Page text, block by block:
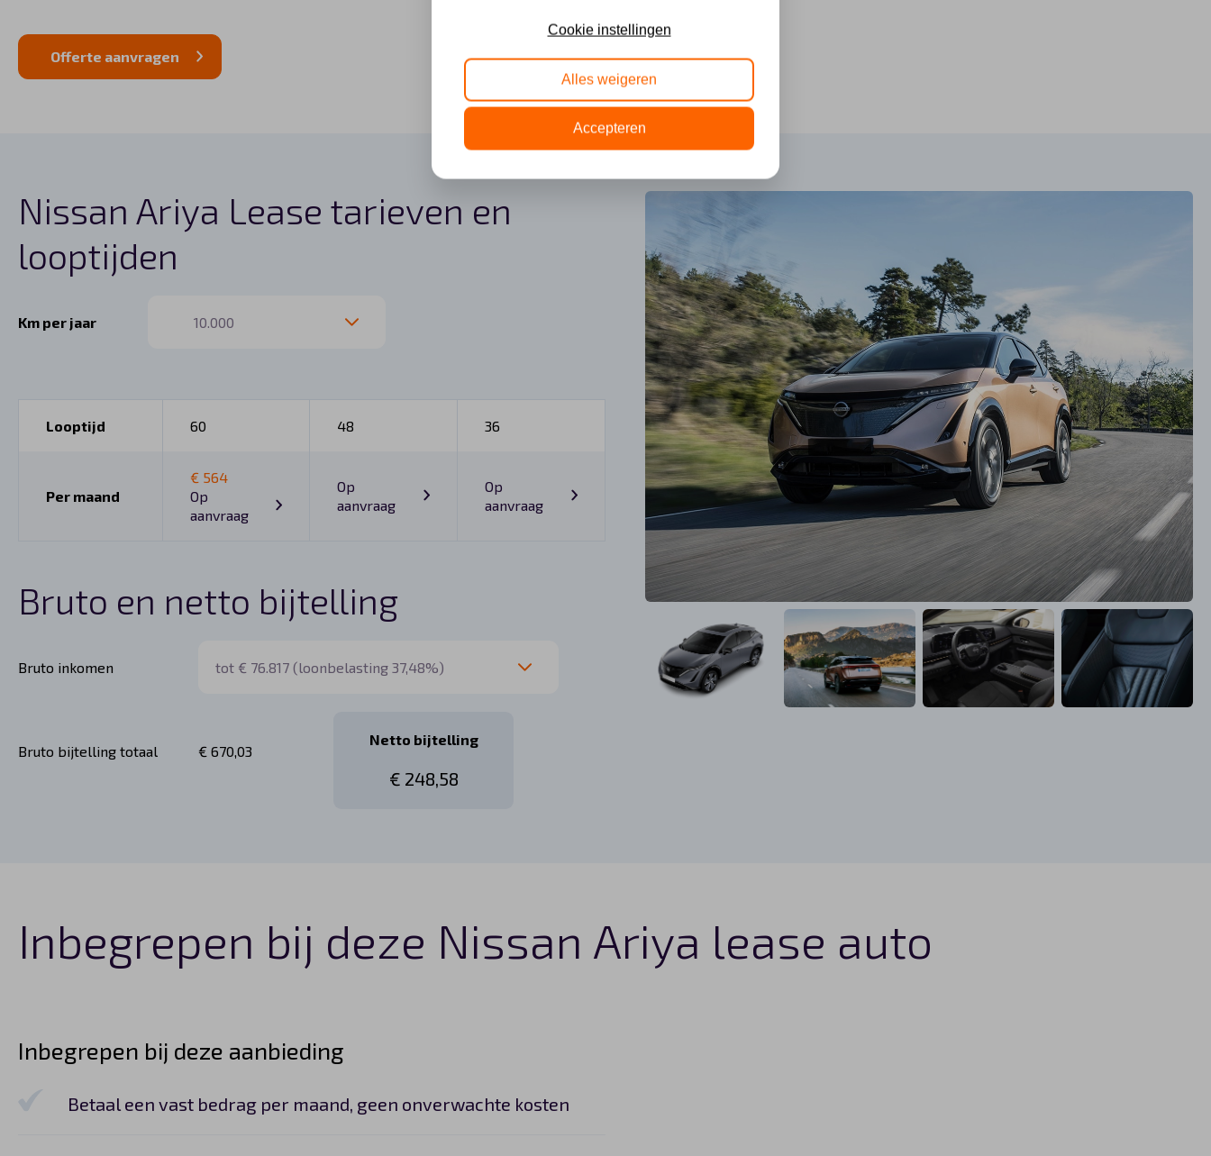
Offerte aanvragen
Nissan Ariya Lease tarieven en
looptijden
Km per jaar
Looptijd 60 48 36
Per maand
€ 564
Op
aanvraag
Op
aanvraag
Op
aanvraag
Bruto en netto bijtelling
Bruto inkomen
Bruto bijtelling totaal € 670,03
Netto bijtelling
€ 248,58
Inbegrepen bij deze Nissan Ariya lease auto
Inbegrepen bij deze aanbieding
Betaal een vast bedrag per maand, geen onverwachte kosten
Cookie instellingen
Alles weigeren
Accepteren